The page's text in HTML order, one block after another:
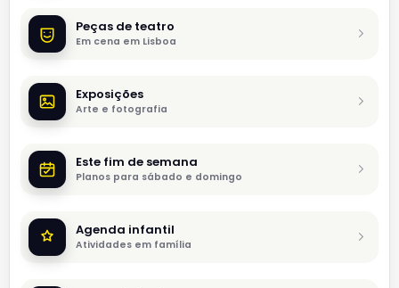
Peças de teatro
Em cena em Lisboa
Exposições
Arte e fotografia
Este fim de semana
Planos para sábado e domingo
Agenda infantil
Atividades em família